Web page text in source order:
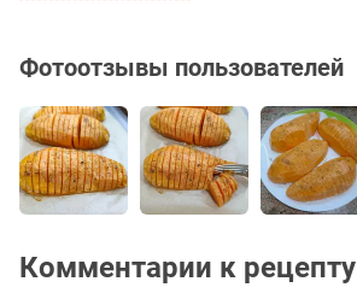
Фотоотзывы пользователей
Комментарии к рецепту